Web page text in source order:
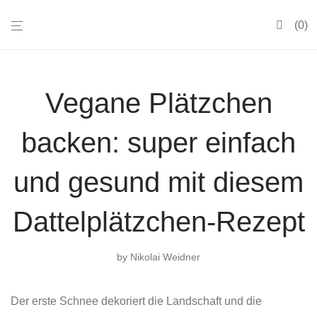
0
Vegane Plätzchen
backen: super einfach
und gesund mit diesem
Dattelplätzchen-Rezept
by Nikolai Weidner
Der erste Schnee dekoriert die Landschaft und die